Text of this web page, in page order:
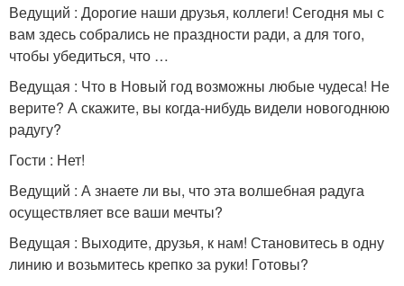
Ведущий : Дорогие наши друзья, коллеги! Сегодня мы с
вам здесь собрались не праздности ради, а для того,
чтобы убедиться, что …
Ведущая : Что в Новый год возможны любые чудеса! Не
верите? А скажите, вы когда-нибудь видели новогоднюю
радугу?
Гости : Нет!
Ведущий : А знаете ли вы, что эта волшебная радуга
осуществляет все ваши мечты?
Ведущая : Выходите, друзья, к нам! Становитесь в одну
линию и возьмитесь крепко за руки! Готовы?